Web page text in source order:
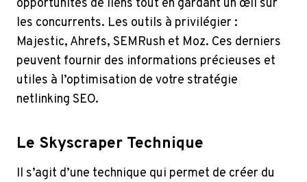
opportunités de liens tout en gardant un œil sur
les concurrents. Les outils à privilégier :
Majestic, Ahrefs, SEMRush et Moz. Ces derniers
peuvent fournir des informations précieuses et
utiles à l’optimisation de votre stratégie
netlinking SEO.
Le Skyscraper Technique
Il s’agit d’une technique qui permet de créer du